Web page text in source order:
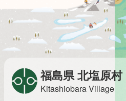
福島県 北塩原村
Kitashiobara Village